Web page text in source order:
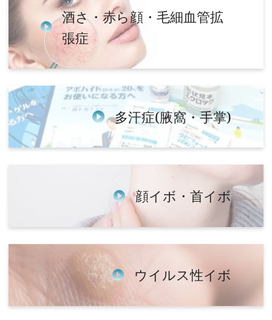
酒さ・赤ら顔・毛細血管拡
張症
多汗症(腋窩・手掌)
顔イボ・首イボ
ウイルス性イボ